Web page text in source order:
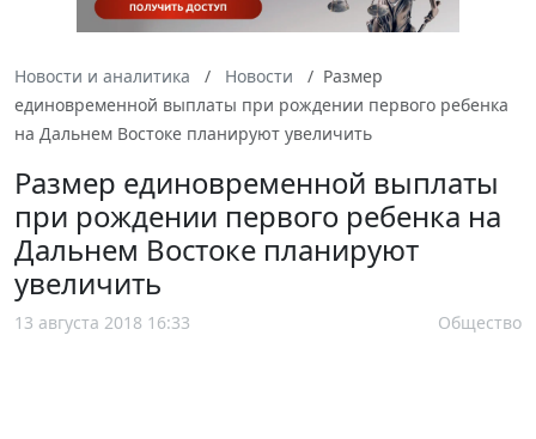
Новости и аналитика Новости
Размер
единовременной выплаты при рождении первого ребенка
на Дальнем Востоке планируют увеличить
Размер единовременной выплаты
при рождении первого ребенка на
Дальнем Востоке планируют
увеличить
13 августа 2018 16:33 Общество